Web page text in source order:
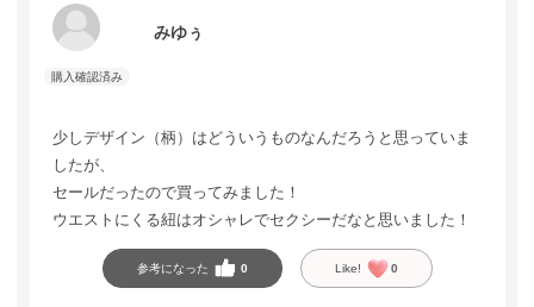
みゆぅ
少しデザイン（柄）はどういうものなんだろうと思っていま
したが、
セールだったので買ってみました！
ウエストにくる紐はオシャレでセクシーだなと思いました！
参考になった 0 Like! 0